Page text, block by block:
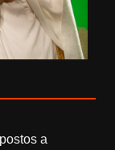
a